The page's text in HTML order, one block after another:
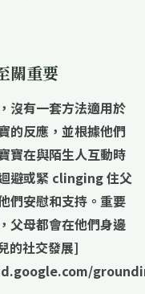
關重要
沒有一套方法適用於
的反應 ，並根據他們
寶在與陌生人互動時
避或緊 clinging 住父
們安慰和支持 。重要
父母都會在他們身邊
的社交發展]